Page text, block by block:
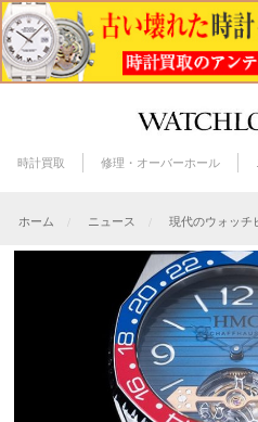
時計買取 修理・オーバーホール
ホーム ニュース 現代のウォッチ